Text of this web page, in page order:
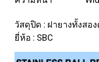
วัสดุปิด : ฝายางทั้งสอ
ยี่ห้อ : SBC